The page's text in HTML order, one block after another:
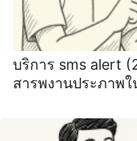
บริการ sms alert
สารพงานประภาพใ